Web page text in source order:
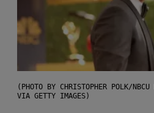
(PHOTO BY CHRISTOPHER POLK/NBCU
VIA GETTY IMAGES)